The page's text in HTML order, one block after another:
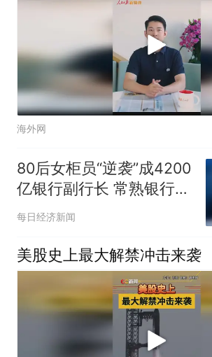
海外网
80后女柜员“逆袭”成4200
亿银行副行长 常熟银行行
长年仅40岁 为A股上市银
每日经济新闻
美股史上最大解禁冲击来袭